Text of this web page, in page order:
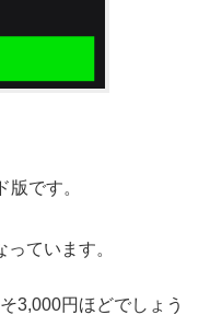
です。
ています。
3,000円ほどでしょう